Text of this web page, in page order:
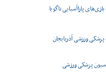
پاراآسیایی ناگویا
ورزشی آذربایجان
پزشکی ورزشی